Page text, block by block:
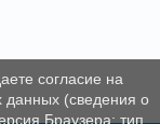
согласие на
данных (сведения о
Браузера; тип